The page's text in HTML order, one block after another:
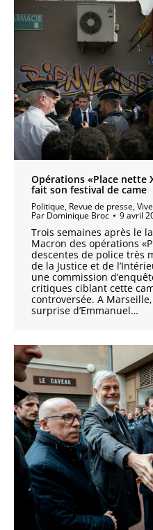
Opérations «Place nette
fait son festival de came
Politique, Revue de presse,
Par Dominique Broc 9 avril
Trois semaines après le
Macron des opérations
descentes de police très
de la Justice et de
une commission
critiques ciblant cette
controversée. A
surprise d’Emmanuel…